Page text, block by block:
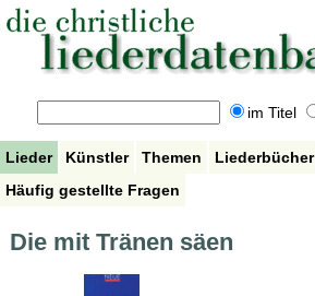
im Titel
Lieder Künstler Themen Liederbücher
Häufig gestellte Fragen
Die mit Tränen säen